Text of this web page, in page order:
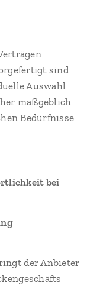
sind
Auswahl
maßgeblich
Bedürfnisse
bei
der Anbieter